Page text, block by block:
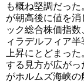
も概ね堅調だっ
が朝高後に値を
ック総合株価指
ィラデルフィア
上昇にとどまっ
する見方が広が
がホルムズ海峡